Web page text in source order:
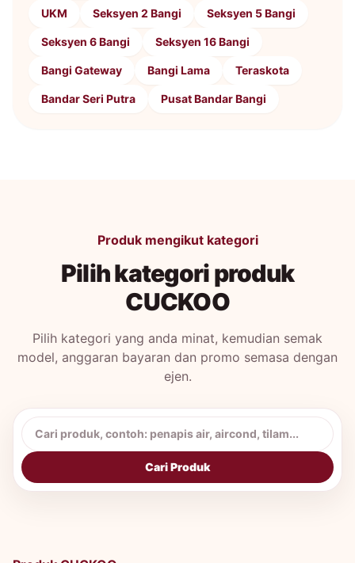
UKM Seksyen 2 Bangi Seksyen 5 Bangi
Seksyen 6 Bangi Seksyen 16 Bangi
Bangi Gateway Bangi Lama Teraskota
Bandar Seri Putra Pusat Bandar Bangi
Produk mengikut kategori
Pilih kategori produk
CUCKOO
Pilih kategori yang anda minat, kemudian semak
model, anggaran bayaran dan promo semasa dengan
ejen.
Cari produk CUCKOO
Cari Produk